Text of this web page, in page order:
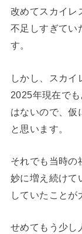
改めてスカイレ
不足しすぎてい
す。
しかし、スカイ
2025年現在で
はないので、仮
と思います。
それでも当時の
妙に増え続けて
していたことが
せめてもう少し